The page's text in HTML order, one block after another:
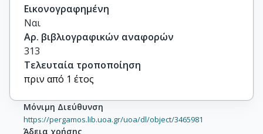
Εικονογραφημένη
Ναι
Αρ. βιβλιογραφικών αναφορών
313
Τελευταία τροποποίηση
πριν από 1 έτος
Μόνιμη Διεύθυνση
https://pergamos.lib.uoa.gr/uoa/dl/object/3465981
Άδεια χρήσης